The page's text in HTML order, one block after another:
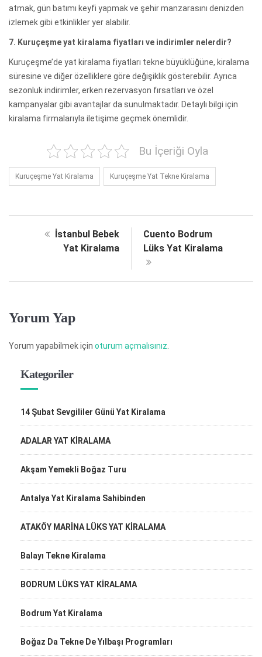
atmak, gün batımı keyfi yapmak ve şehir manzarasını denizden
izlemek gibi etkinlikler yer alabilir.
7. Kuruçeşme yat kiralama fiyatları ve indirimler nelerdir?
Kuruçeşme’de yat kiralama fiyatları tekne büyüklüğüne, kiralama
süresine ve diğer özelliklere göre değişiklik gösterebilir. Ayrıca
sezonluk indirimler, erken rezervasyon fırsatları ve özel
kampanyalar gibi avantajlar da sunulmaktadır. Detaylı bilgi için
kiralama firmalarıyla iletişime geçmek önemlidir.
Bu İçeriği Oyla
Kuruçeşme Yat Kiralama Kuruçeşme Yat Tekne Kiralama
İstanbul Bebek
Yat Kiralama
Cuento Bodrum
Lüks Yat Kiralama
Yorum Yap
Yorum yapabilmek için oturum açmalısınız.
Kategoriler
14 Şubat Sevgililer Günü Yat Kiralama
ADALAR YAT KİRALAMA
Akşam Yemekli Boğaz Turu
Antalya Yat Kiralama Sahibinden
ATAKÖY MARİNA LÜKS YAT KİRALAMA
Balayı Tekne Kiralama
BODRUM LÜKS YAT KİRALAMA
Bodrum Yat Kiralama
Boğaz Da Tekne De Yılbaşı Programları